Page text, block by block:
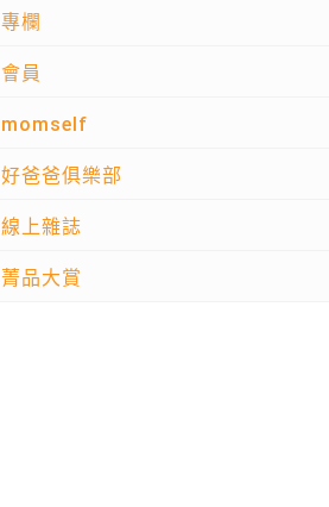
專欄
會員
momself
好爸爸俱樂部
線上雜誌
菁品大賞